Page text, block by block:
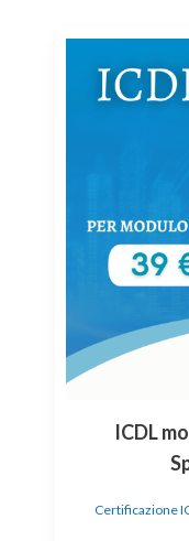
ICDL
Certificazione